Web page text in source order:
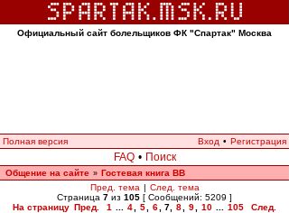
Официальный сайт болельщиков ФК "Спартак" Москва
Полная версия Вход • Регистрация
FAQ • Поиск
Общение на сайте » Гостевая книга ВВ
Пред. тема | След. тема
Страница 7 из 105 [ Сообщений: 5209 ]
На страницу Пред. 1 4 5 6 7 8 9 10 105
След.